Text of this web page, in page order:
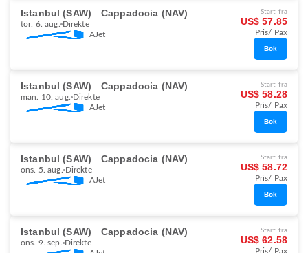
Istanbul (SAW) Cappadocia (NAV)
tor. 6. aug. Direkte
AJet
Start fra
US$ 57.85
Pris/ Pax
Bok
Istanbul (SAW) Cappadocia (NAV)
man. 10. aug. Direkte
AJet
Start fra
US$ 58.28
Pris/ Pax
Bok
Istanbul (SAW) Cappadocia (NAV)
ons. 5. aug. Direkte
AJet
Start fra
US$ 58.72
Pris/ Pax
Bok
Istanbul (SAW) Cappadocia (NAV)
ons. 9. sep. Direkte
Start fra
US$ 62.58
Pris/ Pax